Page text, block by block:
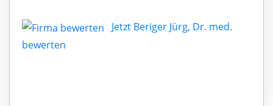
Jetzt Beriger Jürg, Dr. med.
bewerten